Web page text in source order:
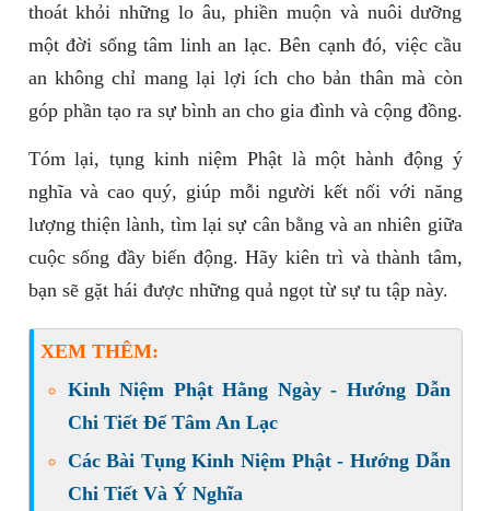
thoát khỏi những lo âu, phiền muộn và nuôi dưỡng
một đời sống tâm linh an lạc. Bên cạnh đó, việc cầu
an không chỉ mang lại lợi ích cho bản thân mà còn
góp phần tạo ra sự bình an cho gia đình và cộng đồng.
Tóm lại, tụng kinh niệm Phật là một hành động ý
nghĩa và cao quý, giúp mỗi người kết nối với năng
lượng thiện lành, tìm lại sự cân bằng và an nhiên giữa
cuộc sống đầy biến động. Hãy kiên trì và thành tâm,
bạn sẽ gặt hái được những quả ngọt từ sự tu tập này.
XEM THÊM:
Kinh Niệm Phật Hằng Ngày - Hướng Dẫn
Chi Tiết Để Tâm An Lạc
Các Bài Tụng Kinh Niệm Phật - Hướng Dẫn
Chi Tiết Và Ý Nghĩa